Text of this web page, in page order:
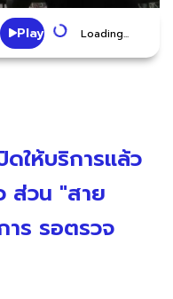
Play Loading...
ให้บริการแล้ว
ส่วน "สาย
าร รอตรวจ